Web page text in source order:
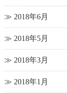
2018年6月
2018年5月
2018年3月
2018年1月